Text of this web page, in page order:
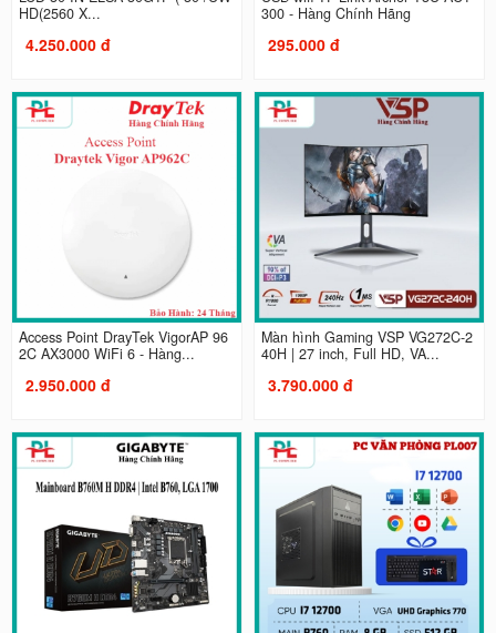
HD(2560 X...
4.250.000 đ
300 - Hàng Chính Hãng
295.000 đ
Access Point DrayTek VigorAP 96
2C AX3000 WiFi 6 - Hàng...
2.950.000 đ
Màn hình Gaming VSP VG272C-2
40H | 27 inch, Full HD, VA...
3.790.000 đ